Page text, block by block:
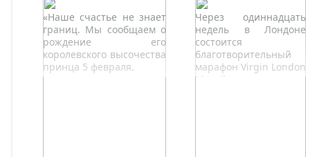
«Наше счастье не знает
границ. Мы сообщаем о
рождение его
королевского высочества
принца 5 февраля.
Через одиннадцать
недель в Лондоне
состоится
благотворительный
марафон Virgin London
Marathonпсихического